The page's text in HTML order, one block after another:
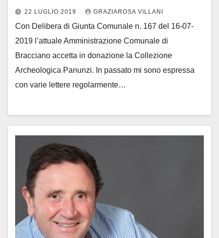
22 LUGLIO 2019 GRAZIAROSA VILLANI
Con Delibera di Giunta Comunale n. 167 del 16-07-
2019 l’attuale Amministrazione Comunale di
Bracciano accetta in donazione la Collezione
Archeologica Panunzi. In passato mi sono espressa
con varie lettere regolarmente…